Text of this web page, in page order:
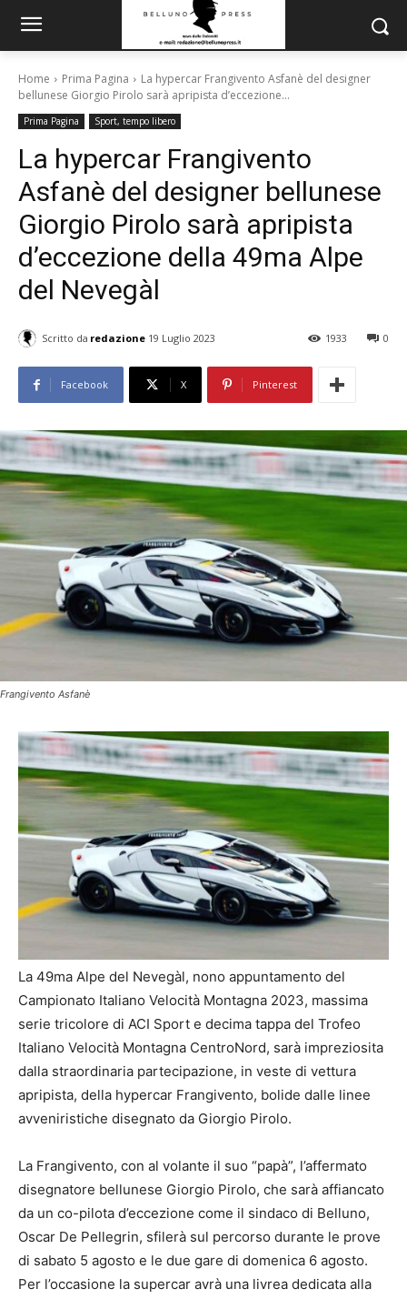
Home Prima Pagina
La hypercar Frangivento Asfanè del designer
bellunese Giorgio Pirolo sarà apripista d’eccezione...
Prima Pagina Sport, tempo libero
La hypercar Frangivento
Asfanè del designer bellunese
Giorgio Pirolo sarà apripista
d’eccezione della 49ma Alpe
del Nevegàl
Scritto da redazione 19 Luglio 2023 0
1933
Facebook X Pinterest
Frangivento Asfanè
La 49ma Alpe del Nevegàl, nono appuntamento del
Campionato Italiano Velocità Montagna 2023, massima
serie tricolore di ACI Sport e decima tappa del Trofeo
Italiano Velocità Montagna CentroNord, sarà impreziosita
dalla straordinaria partecipazione, in veste di vettura
apripista, della hypercar Frangivento, bolide dalle linee
avveniristiche disegnato da Giorgio Pirolo.
La Frangivento, con al volante il suo “papà”, l’affermato
disegnatore bellunese Giorgio Pirolo, che sarà affiancato
da un co-pilota d’eccezione come il sindaco di Belluno,
Oscar De Pellegrin, sfilerà sul percorso durante le prove
di sabato 5 agosto e le due gare di domenica 6 agosto.
Per l’occasione la supercar avrà una livrea dedicata alla